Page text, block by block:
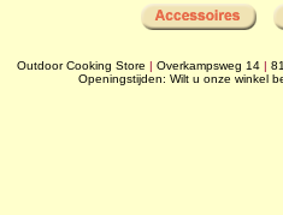
Outdoor Cooking Store | Overkampsweg 14|
Openingstijden: Wilt u onze winkel